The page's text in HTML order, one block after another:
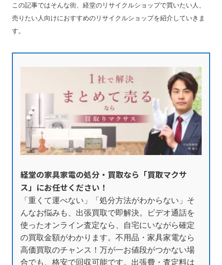
この記事ではそんな街、経堂のリサイクルショップで買いたい人、
売りたい人向けにおすすめのリサイクルショップを紹介していきま
す。
経堂の家具家電の処分・買取なら「買取マクサ
ス」にお任せください！
「重くて運べない」「処分方法がわからない」そ
んなお悩みも、出張買取で即解決。ビデオ通話を
使ったオンライン査定なら、自宅にいながら確定
の買取金額がわかります。不用品・家具家電なら
高価買取のチャンス！万が一お値段がつかない場
合でも、格安で回収可能です。出張費・査定料は